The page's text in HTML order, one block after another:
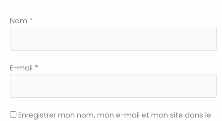
Nom *
E-mail *
Enregistrer mon nom, mon e-mail et mon site dans le